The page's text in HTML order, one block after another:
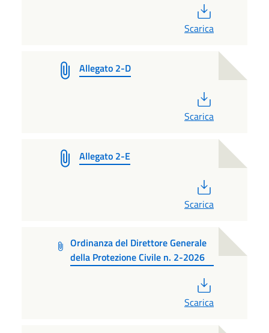
Scarica
Allegato 2-D
Scarica
Allegato 2-E
Scarica
Ordinanza del Direttore Generale
della Protezione Civile n. 2-2026
Scarica